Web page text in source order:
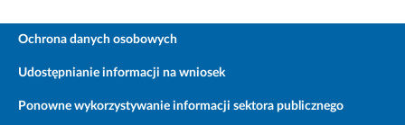
Ochrona danych osobowych
Udostępnianie informacji na wniosek
Ponowne wykorzystywanie informacji sektora publicznego